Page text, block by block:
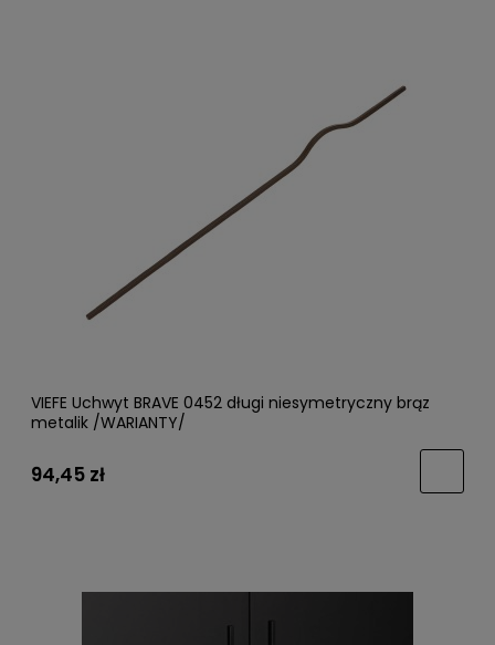
VIEFE Uchwyt BRAVE 0452 długi niesymetryczny brąz
metalik /WARIANTY/
94,45 zł